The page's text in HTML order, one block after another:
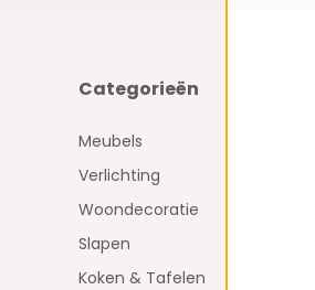
Categorieën
Meubels
Verlichting
Woondecoratie
Slapen
Koken & Tafelen